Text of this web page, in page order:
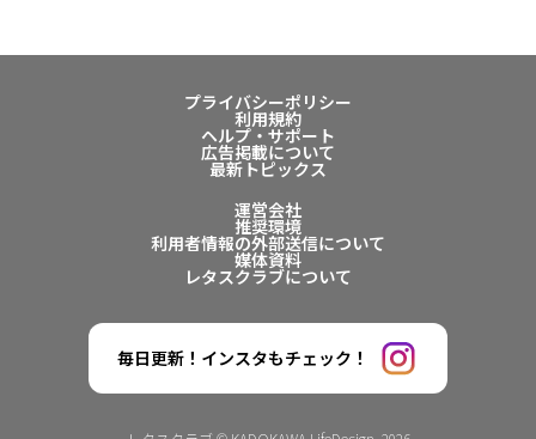
プライバシーポリシー
利用規約
ヘルプ・サポート
広告掲載について
最新トピックス
運営会社
推奨環境
利用者情報の外部送信について
媒体資料
レタスクラブについて
毎日更新！インスタもチェック！